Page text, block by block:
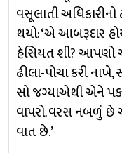
વસૂલાતી અધિકારીનો
થયો: ‘એ આબરૂદાર
હેસિયત શી? આપણો
ઢીલા-પોચા કરી
સો જગ્યાએથી એને
વાપરો. વરસ નબળું છે
વાત છે.’